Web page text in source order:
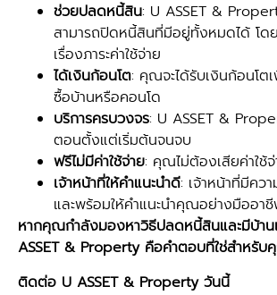
ช่วยปลดหนี้สิน: U ASSET &
สามารถปิดหนี้สินที่มีอยู่ทั้งหมดได้ โด
เรื่องภาระค่าใช้จ่าย
ได้เงินก้อนโต: คุณจะได้รับเงินก้อนโต
ซื้อบ้านหรือคอนโด
บริการครบวงจร: U ASSET &
ตอนตั้งแต่เริ่มต้นจนจบ
ฟรีไม่มีค่าใช้จ่าย: คุณไม่ต้องเสียค่าใช้
เจ้าหน้าที่ให้คำแนะนำดี: เจ้าหน้าที่มีคว
และพร้อมให้คำแนะนำคุณอย่างมืออา
หากคุณกำลังมองหาวิธีปลดหนี้สินและมีบ้าน
ASSET & Property คือคำตอบที่ใช่สำหรั
ติดต่อ U ASSET & Property วันนี้